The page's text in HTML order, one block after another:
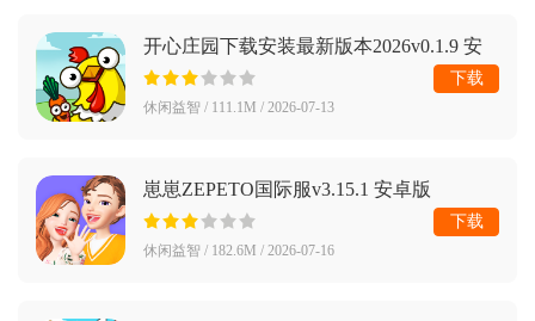
开心庄园下载安装最新版本2026v0.1.9 安
卓版
休闲益智 / 111.1M / 2026-07-13
下载
崽崽ZEPETO国际服v3.15.1 安卓版
休闲益智 / 182.6M / 2026-07-16
下载